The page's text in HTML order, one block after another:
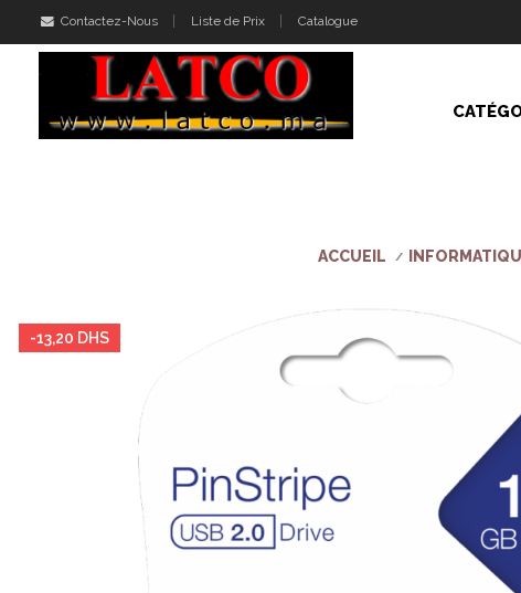
Contactez-Nous Liste de Prix Catalogue
ACCUEIL
-13,20 DHS